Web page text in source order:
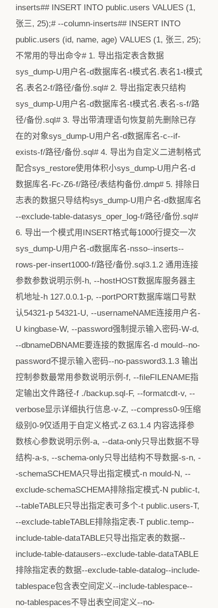
inserts## INSERT INTO public.users VALUES (1,
张三, 25);# --column-inserts## INSERT INTO
public.users (id, name, age) VALUES (1, 张三, 25);
不常用的导出命令# 1. 导出指定表含数据
sys_dump-U用户名-d数据库名-t模式名.表名1-t模式
名.表名2-f/路径/备份.sql# 2. 导出指定表只结构
sys_dump-U用户名-d数据库名-t模式名.表名-s-f/路
径/备份.sql# 3. 导出带清理语句恢复前先删除已存
在的对象sys_dump-U用户名-d数据库名-c--if-
exists-f/路径/备份.sql# 4. 导出为自定义二进制格式
配合sys_restore使用体积小sys_dump-U用户名-d
数据库名-Fc-Z6-f/路径/表结构备份.dmp# 5. 排除日
志表的数据只导结构sys_dump-U用户名-d数据库名
--exclude-table-datasys_oper_log-f/路径/备份.sql#
6. 导出一个模式用INSERT格式每1000行提交一次
sys_dump-U用户名-d数据库名-nsso--inserts--
rows-per-insert1000-f/路径/备份.sql3.1.2 通用连接
参数参数说明示例-h, --hostHOST数据库服务器主
机地址-h 127.0.0.1-p, --portPORT数据库端口号默
认54321-p 54321-U, --usernameNAME连接用户名-
U kingbase-W, --password强制提示输入密码-W-d,
--dbnameDBNAME要连接的数据库名-d mould--no-
password不提示输入密码--no-password3.1.3 输出
控制参数最常用参数说明示例-f, --fileFILENAME指
定输出文件路径-f ./backup.sql-F, --formatcdt-v, --
verbose显示详细执行信息-v-Z, --compress0-9压缩
级别0-9仅适用于自定义格式-Z 63.1.4 内容选择参
数核心参数说明示例-a, --data-only只导出数据不导
结构-a-s, --schema-only只导出结构不导数据-s-n, -
-schemaSCHEMA只导出指定模式-n mould-N, --
exclude-schemaSCHEMA排除指定模式-N public-t,
--tableTABLE只导出指定表可多个-t public.users-T,
--exclude-tableTABLE排除指定表-T public.temp--
include-table-dataTABLE只导出指定表的数据--
include-table-datausers--exclude-table-dataTABLE
排除指定表的数据--exclude-table-datalog--include-
tablespace包含表空间定义--include-tablespace--
no-tablespaces不导出表空间定义--no-